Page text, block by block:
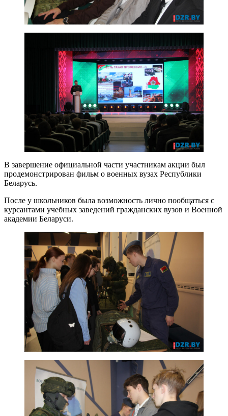
В завершение официальной части участникам акции был
продемонстрирован фильм о военных вузах Республики
Беларусь.
После у школьников была возможность лично пообщаться с
курсантами учебных заведений гражданских вузов и Военной
академии Беларуси.